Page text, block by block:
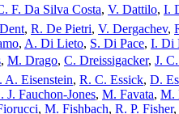
F. Da Silva Costa, V. Dattilo, I.
, R. De Pietri, V. Dergachev,
, A. Di Lieto, S. Di Pace, I. Di
, M. Drago, C. Dreissigacker, J.
A. Eisenstein, R. C. Essick, D.
J. Fauchon-Jones, M. Favata, M.
, M. Fishbach, R. P. Fisher,